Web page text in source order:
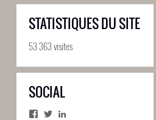
STATISTIQUES DU SITE
53 363 visites
SOCIAL
Facebook
Twitter